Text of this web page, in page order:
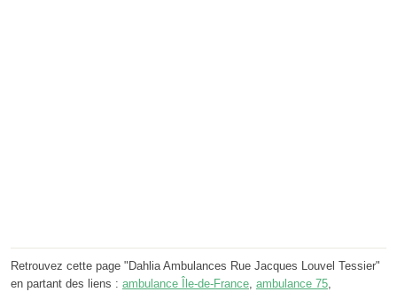
Retrouvez cette page "Dahlia Ambulances Rue Jacques Louvel Tessier"
en partant des liens : ambulance Île-de-France ambulance 75